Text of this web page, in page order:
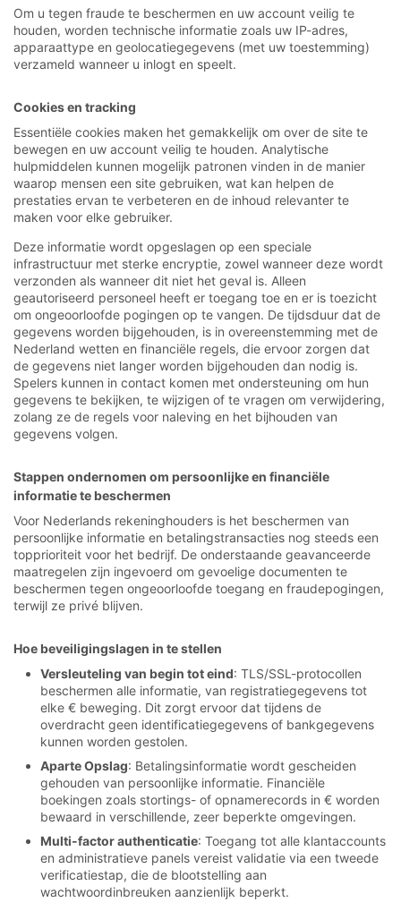
Om u tegen fraude te beschermen en uw account veilig te
houden, worden technische informatie zoals uw IP-adres,
apparaattype en geolocatiegegevens (met uw toestemming)
verzameld wanneer u inlogt en speelt.
Cookies en tracking
Essentiële cookies maken het gemakkelijk om over de site te
bewegen en uw account veilig te houden. Analytische
hulpmiddelen kunnen mogelijk patronen vinden in de manier
waarop mensen een site gebruiken, wat kan helpen de
prestaties ervan te verbeteren en de inhoud relevanter te
maken voor elke gebruiker.
Deze informatie wordt opgeslagen op een speciale
infrastructuur met sterke encryptie, zowel wanneer deze wordt
verzonden als wanneer dit niet het geval is. Alleen
geautoriseerd personeel heeft er toegang toe en er is toezicht
om ongeoorloofde pogingen op te vangen. De tijdsduur dat de
gegevens worden bijgehouden, is in overeenstemming met de
Nederland wetten en financiële regels, die ervoor zorgen dat
de gegevens niet langer worden bijgehouden dan nodig is.
Spelers kunnen in contact komen met ondersteuning om hun
gegevens te bekijken, te wijzigen of te vragen om verwijdering,
zolang ze de regels voor naleving en het bijhouden van
gegevens volgen.
Stappen ondernomen om persoonlijke en financiële
informatie te beschermen
Voor Nederlands rekeninghouders is het beschermen van
persoonlijke informatie en betalingstransacties nog steeds een
topprioriteit voor het bedrijf. De onderstaande geavanceerde
maatregelen zijn ingevoerd om gevoelige documenten te
beschermen tegen ongeoorloofde toegang en fraudepogingen,
terwijl ze privé blijven.
Hoe beveiligingslagen in te stellen
Versleuteling van begin tot eind: TLS/SSL-protocollen
beschermen alle informatie, van registratiegegevens tot
elke € beweging. Dit zorgt ervoor dat tijdens de
overdracht geen identificatiegegevens of bankgegevens
kunnen worden gestolen.
Aparte Opslag: Betalingsinformatie wordt gescheiden
gehouden van persoonlijke informatie. Financiële
boekingen zoals stortings- of opnamerecords in € worden
bewaard in verschillende, zeer beperkte omgevingen.
Multi-factor authenticatie: Toegang tot alle klantaccounts
en administratieve panels vereist validatie via een tweede
verificatiestap, die de blootstelling aan
wachtwoordinbreuken aanzienlijk beperkt.